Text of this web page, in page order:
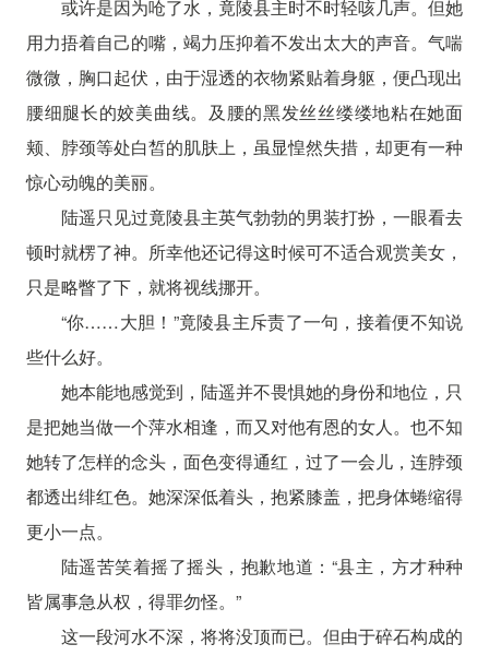
或许是因为呛了水，竟陵县主时不时轻咳几声。但她
用力捂着自己的嘴，竭力压抑着不发出太大的声音。气喘
微微，胸口起伏，由于湿透的衣物紧贴着身躯，便凸现出
腰细腿长的姣美曲线。及腰的黑发丝丝缕缕地粘在她面
颊、脖颈等处白皙的肌肤上，虽显惶然失措，却更有一种
惊心动魄的美丽。
陆遥只见过竟陵县主英气勃勃的男装打扮，一眼看去
顿时就楞了神。所幸他还记得这时候可不适合观赏美女，
只是略瞥了下，就将视线挪开。
“你……大胆！”竟陵县主斥责了一句，接着便不知说
些什么好。
她本能地感觉到，陆遥并不畏惧她的身份和地位，只
是把她当做一个萍水相逢，而又对他有恩的女人。也不知
她转了怎样的念头，面色变得通红，过了一会儿，连脖颈
都透出绯红色。她深深低着头，抱紧膝盖，把身体蜷缩得
更小一点。
陆遥苦笑着摇了摇头，抱歉地道：“县主，方才种种
皆属事急从权，得罪勿怪。”
这一段河水不深，将将没顶而已。但由于碎石构成的